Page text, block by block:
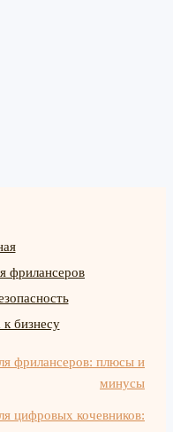
фрилансеров
бизнесу
фрилансеров: плюсы и
минусы
цифровых кочевников: